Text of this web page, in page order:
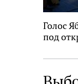
Голос
под